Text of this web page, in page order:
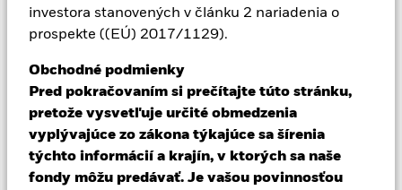
investora stanovených v článku 2 nariadenia o
prospekte ((EÚ) 2017/1129).
Obchodné podmienky
Pred pokračovaním si prečítajte túto stránku,
pretože vysvetľuje určité obmedzenia
vyplývajúce zo zákona týkajúce sa šírenia
týchto informácií a krajín, v ktorých sa naše
fondy môžu predávať. Je vašou povinnosťou
produktu a o jeho vhodnosti vyhľadať nezávislé poradenstvo.
Rizikový kapitál. Všetky investície zahŕňajú určité riziko.
sa stať, že dostanete späť menej, ako ste pôvodne investovali,
alebo stratíte celý investovaný kapitál. Spoločnosť BlackRock
nezvážila vhodnosť tejto investície vzhľadom na vaše
individuálne potreby a toleranciu rizika. Váš finančný poradca
vám poradí, či je tento produkt pre vás vhodný. Spoločnosť
BlackRock neposkytuje investičné poradenstvo. Fond
BlackRock Multi Alternatives Growth Fund (ďalej len „fond“)